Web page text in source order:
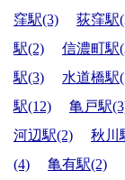
窪駅(3)
荻窪駅
駅(2)
信濃町駅
駅(3)
水道橋駅
駅(12)
亀戸駅
河辺駅(2)
秋川
(4)
亀有駅(2)